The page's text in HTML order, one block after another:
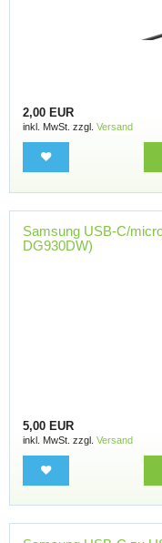
2,00 EUR
inkl. MwSt. zzgl. Versand
Samsung USB-C/
DG930DW)
5,00 EUR
inkl. MwSt. zzgl. Versand